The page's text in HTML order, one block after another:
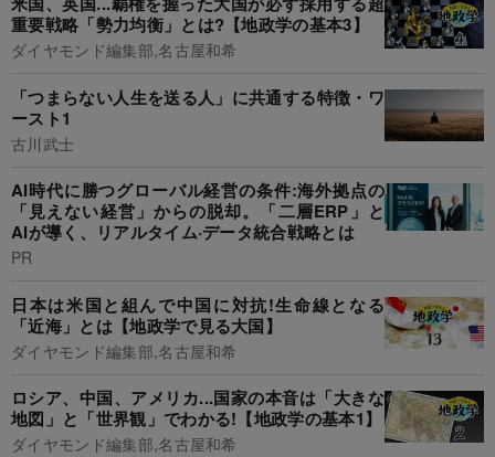
重要戦略「勢力均衡」とは?【地政学の基本3】
ダイヤモンド編集部,名古屋和希
「つまらない人生を送る人」に共通する特徴・ワ
ースト1
古川武士
AI時代に勝つグローバル経営の条件:海外拠点の
「見えない経営」からの脱却。「二層ERP」と
AIが導く、リアルタイム·データ統合戦略とは
PR
日本は米国と組んで中国に対抗!生命線となる
「近海」とは【地政学で見る大国】
ダイヤモンド編集部,名古屋和希
ロシア、中国、アメリカ...国家の本音は「大きな
地図」と「世界観」でわかる!【地政学の基本1】
ダイヤモンド編集部,名古屋和希